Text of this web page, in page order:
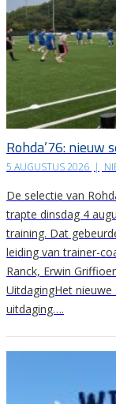
Rohda’76: nieuw
5 AUGUSTUS 2026 |
De selectie van
trapte dinsdag 4
training. Dat
leiding van trainer-
Ranck, Erwin
UitdagingHet
uitdaging….